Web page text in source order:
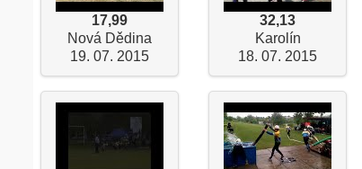
17,99
Nová Dědina
19. 07. 2015
32,13
Karolín
18. 07. 2015